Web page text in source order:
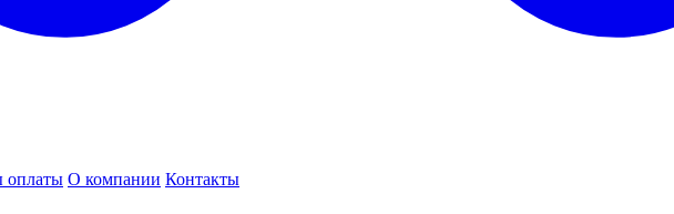
оплаты О компании Контакты